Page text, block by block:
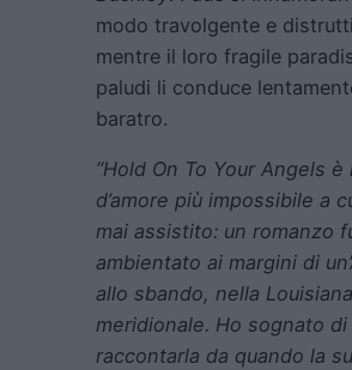
modo travolgente e
mentre il loro fragile
paludi li conduce
baratro.
“Hold On To Your Angels è
d’amore più impossibile a
mai assistito: un romanzo
ambientato ai margini di
allo sbando, nella Louisiana
meridionale. Ho sognato di
raccontarla da quando la